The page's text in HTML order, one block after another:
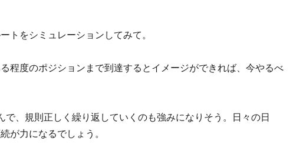
トをシミュレーションしてみて。
程度のポジションまで到達するとイメージができれば、今やるべ
で、規則正しく繰り返していくのも強みになりそう。日々の日
が力になるでしょう。